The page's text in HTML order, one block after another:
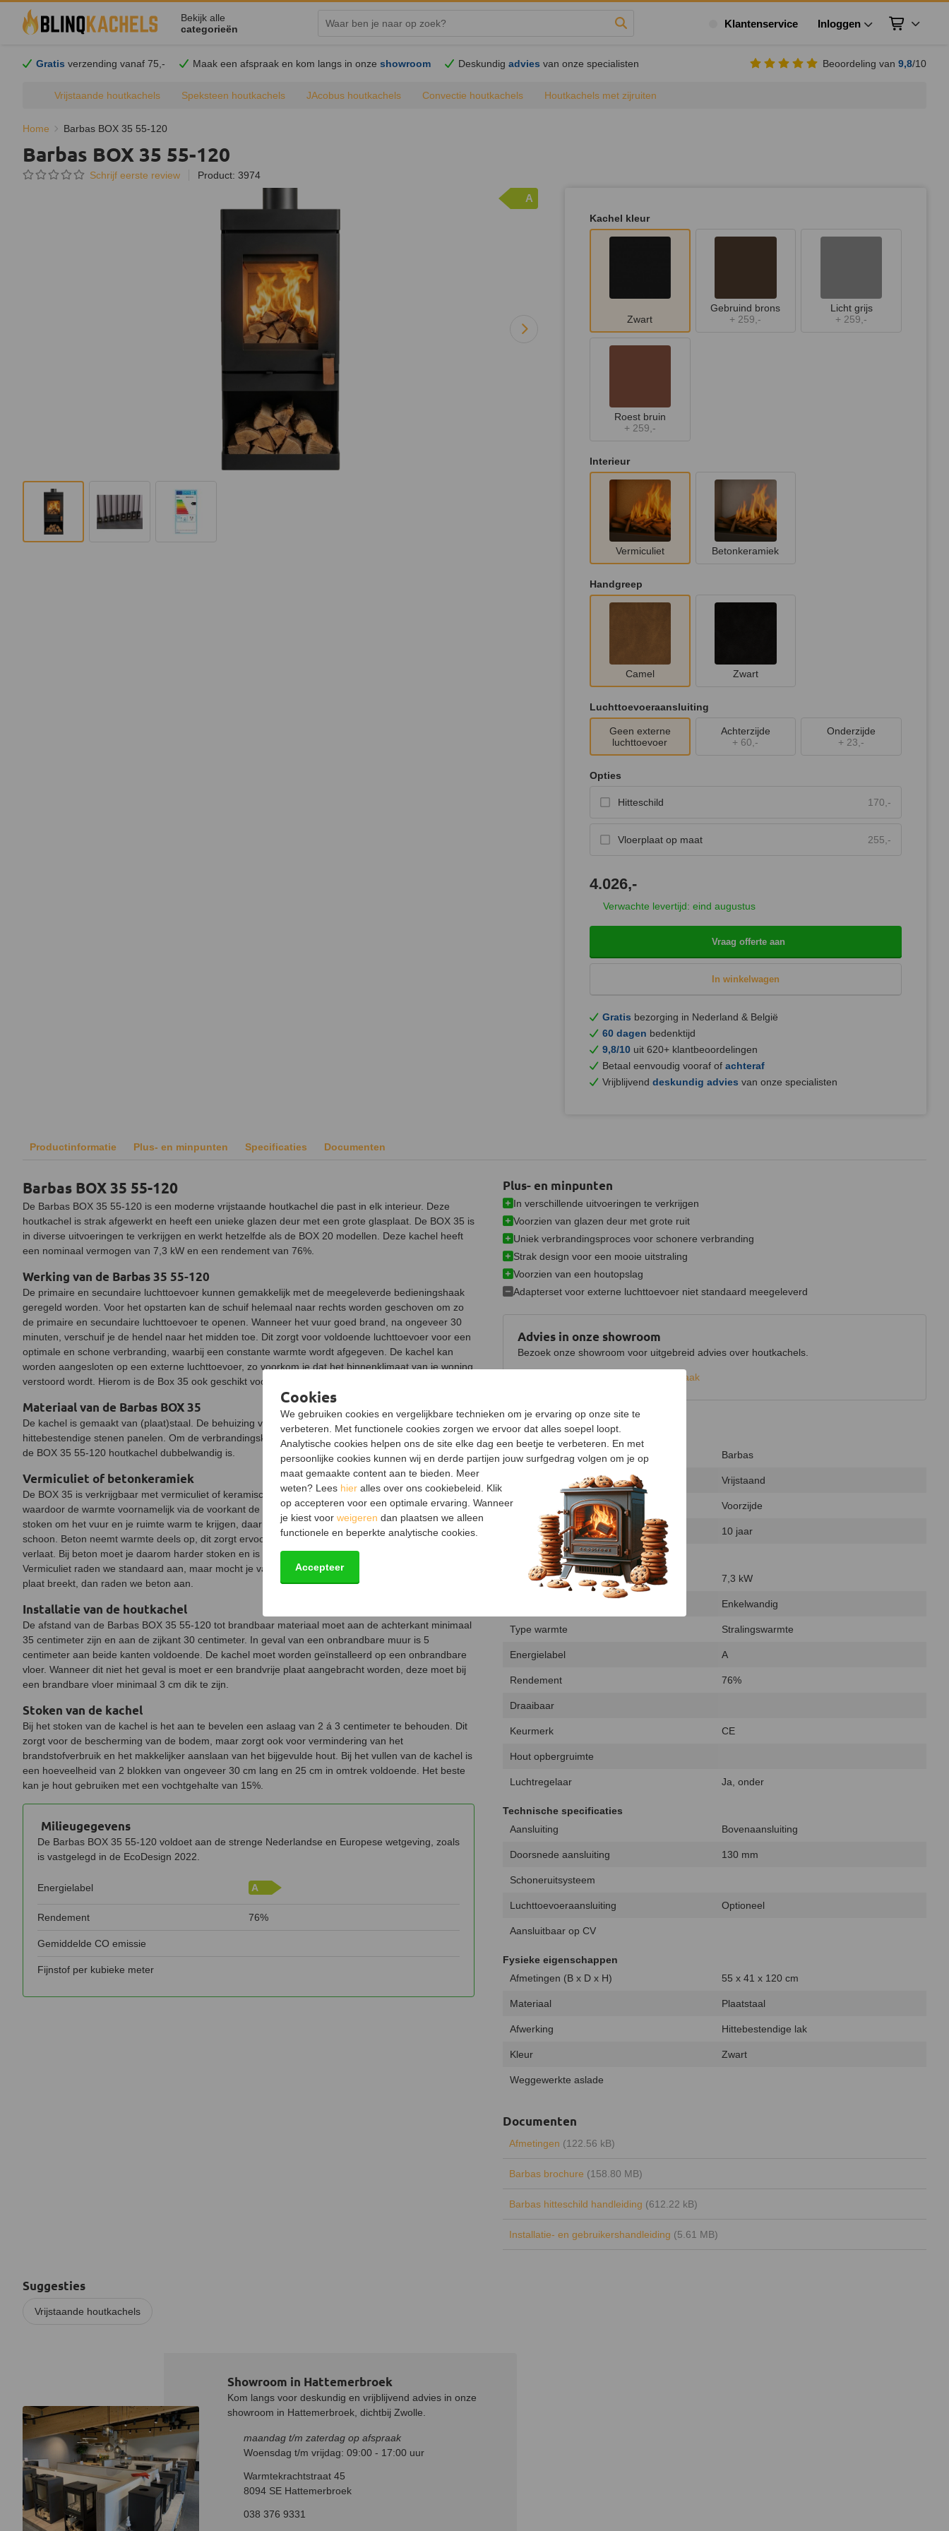
Bekijk alle
categorieën
Klantenservice Inloggen Winkelwagen
Gratis verzending vanaf 75,- Maak een afspraak en kom langs in onzeshowroom Deskundigadvies van onze specialisten Beoordeling van 9,8/10
Vrijstaande houtkachels Speksteen houtkachels JAcobus houtkachels Convectie houtkachels Houtkachels met zijruiten
Home Barbas BOX 35 55-120
Barbas BOX 35 55-120
Schrijf eerste review Product: 3974
A
Kachel kleur
Zwart
Gebruind brons
+ 259,-
Licht grijs
+ 259,-
Roest bruin
+ 259,-
Interieur
Vermiculiet Betonkeramiek
Handgreep
Camel Zwart
Luchttoevoeraansluiting
Geen externe
luchttoevoer
Achterzijde
+ 60,-
Onderzijde
+ 23,-
Opties
Hitteschild 170,-
Vloerplaat op maat 255,-
4.026,-
Verwachte levertijd: eind augustus
Vraag offerte aan
In winkelwagen
Gratis bezorging in Nederland & België
60 dagen bedenktijd
9,8/10 uit 620+ klantbeoordelingen
Betaal eenvoudig vooraf of achteraf
Vrijblijvend deskundig advies van onze specialisten
Productinformatie Plus- en minpunten Specificaties Documenten
Barbas BOX 35 55-120
De Barbas BOX 35 55-120 is een moderne vrijstaande houtkachel die past in elk interieur. Deze
houtkachel is strak afgewerkt en heeft een unieke glazen deur met een grote glasplaat. De BOX 35 is
in diverse uitvoeringen te verkrijgen en werkt hetzelfde als de BOX 20 modellen. Deze kachel heeft
een nominaal vermogen van 7,3 kW en een rendement van 76%.
Werking van de Barbas 35 55-120
De primaire en secundaire luchttoevoer kunnen gemakkelijk met de meegeleverde bedieningshaak
geregeld worden. Voor het opstarten kan de schuif helemaal naar rechts worden geschoven om zo
de primaire en secundaire luchttoevoer te openen. Wanneer het vuur goed brand, na ongeveer 30
minuten, verschuif je de hendel naar het midden toe. Dit zorgt voor voldoende luchttoevoer voor een
optimale en schone verbranding, waarbij een constante warmte wordt afgegeven. De kachel kan
worden aangesloten op een externe luchttoevoer, zo voorkom je dat het binnenklimaat van je woning
verstoord wordt. Hierom is de Box 35 ook geschikt voor nieuwbouw en passieve woningen.
Materiaal van de Barbas BOX 35
De kachel is gemaakt van (plaat)staal. De behuizing van de verbrandingskamer bestaat uit
hittebestendige stenen panelen. Om de verbrandingskamer zit een extra laag staal. Dit betekent dat
de BOX 35 55-120 houtkachel dubbelwandig is.
Vermiculiet of betonkeramiek
De BOX 35 is verkrijgbaar met vermiculiet of keramisch beton interieur. Vermiculiet isoleert beter
waardoor de warmte voornamelijk via de voorkant de kachel verlaat. Hierdoor hoef je minder hard te
stoken om het vuur en je ruimte warm te krijgen, daarnaast houd je de ruit ook gemakkelijker
schoon. Beton neemt warmte deels op, dit zorgt ervoor dat er minder stralingswarmte de kachel
verlaat. Bij beton moet je daarom harder stoken en is het lastiger om het vuur goed aan te maken.
Vermiculiet raden we standaard aan, maar mocht je van het harde stoken zijn, waarbij wel eens een
plaat breekt, dan raden we beton aan.
Installatie van de houtkachel
De afstand van de Barbas BOX 35 55-120 tot brandbaar materiaal moet aan de achterkant minimaal
35 centimeter zijn en aan de zijkant 30 centimeter. In geval van een onbrandbare muur is 5
centimeter aan beide kanten voldoende. De kachel moet worden geïnstalleerd op een onbrandbare
vloer. Wanneer dit niet het geval is moet er een brandvrije plaat aangebracht worden, deze moet bij
een brandbare vloer minimaal 3 cm dik te zijn.
Stoken van de kachel
Bij het stoken van de kachel is het aan te bevelen een aslaag van 2 á 3 centimeter te behouden. Dit
zorgt voor de bescherming van de bodem, maar zorgt ook voor vermindering van het
brandstofverbruik en het makkelijker aanslaan van het bijgevulde hout. Bij het vullen van de kachel is
een hoeveelheid van 2 blokken van ongeveer 30 cm lang en 25 cm in omtrek voldoende. Het beste
kan je hout gebruiken met een vochtgehalte van 15%.
Milieugegevens
De Barbas BOX 35 55-120 voldoet aan de strenge Nederlandse en Europese wetgeving, zoals
is vastgelegd in de EcoDesign 2022.
Energielabel A
Rendement 76%
Gemiddelde CO emissie
Fijnstof per kubieke meter
Plus- en minpunten
In verschillende uitvoeringen te verkrijgen
Voorzien van glazen deur met grote ruit
Uniek verbrandingsproces voor schonere verbranding
Strak design voor een mooie uitstraling
Voorzien van een houtopslag
Adapterset voor externe luchttoevoer niet standaard meegeleverd
Advies in onze showroom
Bezoek onze showroom voor uitgebreid advies over houtkachels.
Bekijk showroom en maak een afspraak
Specificaties
Merk
Barbas
Vrijstaand
Vuurzicht Voorzijde
Garantie 10 jaar
Algemene kenmerken
Vermogen
7,3 kW
Enkelwandig
Type warmte Stralingswarmte
Energielabel A
Rendement 76%
Draaibaar
Keurmerk CE
Hout opbergruimte
Luchtregelaar Ja, onder
Technische specificaties
Aansluiting
Bovenaansluiting
Doorsnede aansluiting 130 mm
Schoneruitsysteem
Luchttoevoeraansluiting Optioneel
Aansluitbaar op CV
Fysieke eigenschappen
Afmetingen (B x D x H)
55 x 41 x 120 cm
Materiaal Plaatstaal
Afwerking Hittebestendige lak
Kleur Zwart
Weggewerkte aslade
Documenten
Afmetingen (122.56 kB)
Barbas brochure (158.80 MB)
Barbas hitteschild handleiding (612.22 kB)
Installatie- en gebruikershandleiding (5.61 MB)
Suggesties
Vrijstaande houtkachels
Showroom in Hattemerbroek
Kom langs voor deskundig en vrijblijvend advies in onze
showroom in Hattemerbroek, dichtbij Zwolle.
maandag t/m zaterdag op afspraak
Woensdag t/m vrijdag: 09:00 - 17:00 uur
Warmtekrachtstraat 45
8094 SE Hattemerbroek
038 376 9331
Cookies
We gebruiken cookies en vergelijkbare technieken om je ervaring op onze site te
verbeteren. Met functionele cookies zorgen we ervoor dat alles soepel loopt.
Analytische cookies helpen ons de site elke dag een beetje te verbeteren. En met
persoonlijke cookies kunnen wij en derde partijen jouw surfgedrag volgen om je op
maat gemaakte content aan te bieden. Meer
weten? Lees hier alles over ons cookiebeleid. Klik
op accepteren voor een optimale ervaring. Wanneer
je kiest voor weigeren dan plaatsen we alleen
functionele en beperkte analytische cookies.
Accepteer